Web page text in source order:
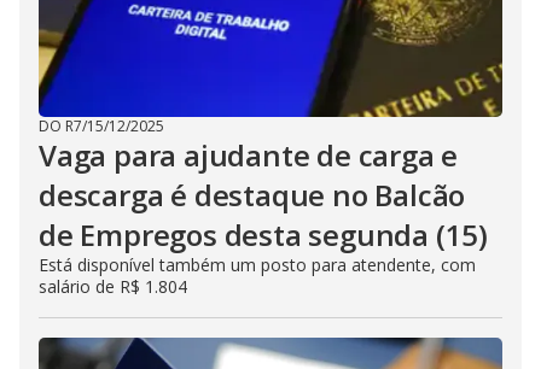
DO R7/15/12/2025
Vaga para ajudante de carga e
descarga é destaque no Balcão
de Empregos desta segunda (15)
Está disponível também um posto para atendente, com
salário de R$ 1.804